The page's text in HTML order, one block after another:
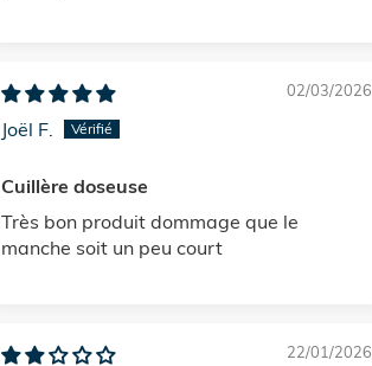
02/03/2026
Joël F.
Cuillère doseuse
Très bon produit dommage que le
manche soit un peu court
22/01/2026